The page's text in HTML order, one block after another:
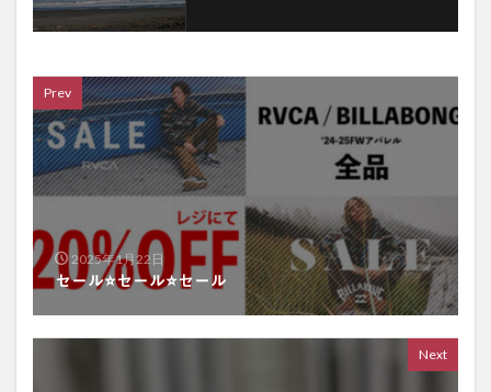
Prev
2025年1月22日
セール⭐️セール⭐️セール
Next